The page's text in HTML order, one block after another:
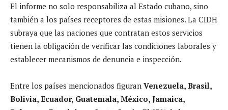
El informe no solo responsabiliza al Estado cubano, sino
también a los países receptores de estas misiones. La CIDH
subraya que las naciones que contratan estos servicios
tienen la obligación de verificar las condiciones laborales y
establecer mecanismos de denuncia e inspección.
Entre los países mencionados figuran Venezuela, Brasil,
Bolivia, Ecuador, Guatemala, México, Jamaica,